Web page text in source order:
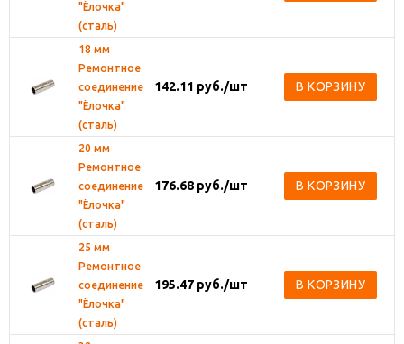
"Ёлочка"
(сталь)
18 мм
Ремонтное
соединение
"Ёлочка"
(сталь)
142.11 руб./шт В КОРЗИНУ
20 мм
Ремонтное
соединение
"Ёлочка"
(сталь)
176.68 руб./шт В КОРЗИНУ
25 мм
Ремонтное
соединение
"Ёлочка"
(сталь)
195.47 руб./шт В КОРЗИНУ